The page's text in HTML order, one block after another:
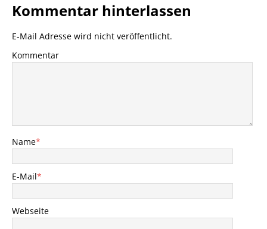
Kommentar hinterlassen
E-Mail Adresse wird nicht veröffentlicht.
Kommentar
Name*
E-Mail*
Webseite